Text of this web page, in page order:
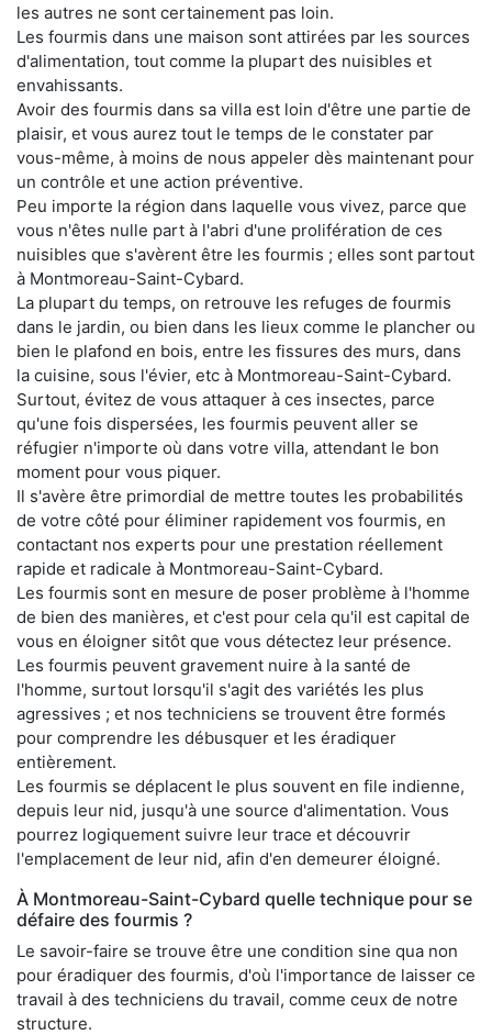
les autres ne sont certainement pas loin.
Les fourmis dans une maison sont attirées par les sources
d'alimentation, tout comme la plupart des nuisibles et
envahissants.
Avoir des fourmis dans sa villa est loin d'être une partie de
plaisir, et vous aurez tout le temps de le constater par
vous-même, à moins de nous appeler dès maintenant pour
un contrôle et une action préventive.
Peu importe la région dans laquelle vous vivez, parce que
vous n'êtes nulle part à l'abri d'une prolifération de ces
nuisibles que s'avèrent être les fourmis ; elles sont partout
à Montmoreau-Saint-Cybard.
La plupart du temps, on retrouve les refuges de fourmis
dans le jardin, ou bien dans les lieux comme le plancher ou
bien le plafond en bois, entre les fissures des murs, dans
la cuisine, sous l'évier, etc à Montmoreau-Saint-Cybard.
Surtout, évitez de vous attaquer à ces insectes, parce
qu'une fois dispersées, les fourmis peuvent aller se
réfugier n'importe où dans votre villa, attendant le bon
moment pour vous piquer.
Il s'avère être primordial de mettre toutes les probabilités
de votre côté pour éliminer rapidement vos fourmis, en
contactant nos experts pour une prestation réellement
rapide et radicale à Montmoreau-Saint-Cybard.
Les fourmis sont en mesure de poser problème à l'homme
de bien des manières, et c'est pour cela qu'il est capital de
vous en éloigner sitôt que vous détectez leur présence.
Les fourmis peuvent gravement nuire à la santé de
l'homme, surtout lorsqu'il s'agit des variétés les plus
agressives ; et nos techniciens se trouvent être formés
pour comprendre les débusquer et les éradiquer
entièrement.
Les fourmis se déplacent le plus souvent en file indienne,
depuis leur nid, jusqu'à une source d'alimentation. Vous
pourrez logiquement suivre leur trace et découvrir
l'emplacement de leur nid, afin d'en demeurer éloigné.
À Montmoreau-Saint-Cybard quelle technique pour se
défaire des fourmis ?
Le savoir-faire se trouve être une condition sine qua non
pour éradiquer des fourmis, d'où l'importance de laisser ce
travail à des techniciens du travail, comme ceux de notre
structure.